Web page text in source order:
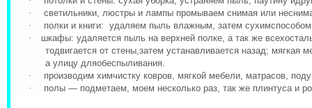
·
светильники, люстры и лампы промываем снимая или
·
полки и книги: удаляем пыль влажным, затем сухимспособом
·
шкафы: удаляется пыль на верхней полке, а так же
тодвигается от стены,затем устанавливается назад; мягкая
а улицу дляобеспыливания.
·
производим химчистку ковров, мягкой мебели, матрасов,
·
полы — подметаем, моем несколько раз, так же плинтуса и